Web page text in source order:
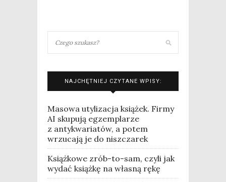
NAJCHĘTNIEJ CZYTANE WPISY:
Masowa utylizacja książek. Firmy
AI skupują egzemplarze
z antykwariatów, a potem
wrzucają je do niszczarek
Książkowe zrób-to-sam, czyli jak
wydać książkę na własną rękę